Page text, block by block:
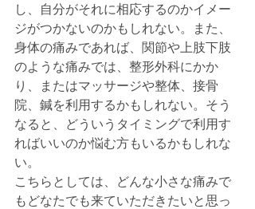
し、自分がそれに相応するのかイメー
ジがつかないのかもしれない。また、
身体の痛みであれば、関節や上肢下肢
のような痛みでは、整形外科にかか
り、またはマッサージや整体、接骨
院、鍼を利用するかもしれない。そう
なると、どういうタイミングで利用す
ればいいのか悩む方もいるかもしれな
い。
こちらとしては、どんな小さな痛みで
もどなたでも来ていただきたいと思っ